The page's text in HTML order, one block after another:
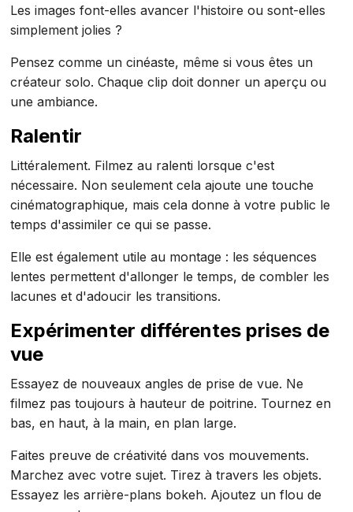
Les images font-elles avancer l'histoire ou sont-elles
simplement jolies ?
Pensez comme un cinéaste, même si vous êtes un
créateur solo. Chaque clip doit donner un aperçu ou
une ambiance.
Ralentir
Littéralement. Filmez au ralenti lorsque c'est
nécessaire. Non seulement cela ajoute une touche
cinématographique, mais cela donne à votre public le
temps d'assimiler ce qui se passe.
Elle est également utile au montage : les séquences
lentes permettent d'allonger le temps, de combler les
lacunes et d'adoucir les transitions.
Expérimenter différentes prises de
vue
Essayez de nouveaux angles de prise de vue. Ne
filmez pas toujours à hauteur de poitrine. Tournez en
bas, en haut, à la main, en plan large.
Faites preuve de créativité dans vos mouvements.
Marchez avec votre sujet. Tirez à travers les objets.
Essayez les arrière-plans bokeh. Ajoutez un flou de